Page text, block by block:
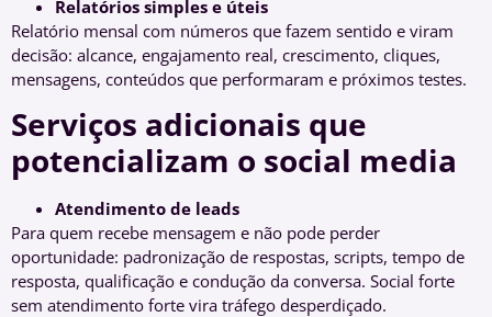
Relatórios simples e úteis
Relatório mensal com números que fazem sentido e viram
decisão: alcance, engajamento real, crescimento, cliques,
mensagens, conteúdos que performaram e próximos testes.
Serviços adicionais que
potencializam o social media
Atendimento de leads
Para quem recebe mensagem e não pode perder
oportunidade: padronização de respostas, scripts, tempo de
resposta, qualificação e condução da conversa. Social forte
sem atendimento forte vira tráfego desperdiçado.